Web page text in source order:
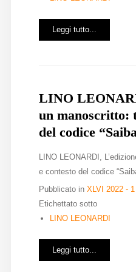
Leggi tutto...
LINO
un manoscritto:
del codice
LINO LEONARDI,
e contesto del codice
Pubblicato in XLVI 2022 - 1
Etichettato sotto
LINO LEONARDI
Leggi tutto...